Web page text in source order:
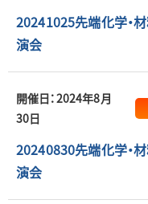
20241025先端化学・
演会
開催日：2024年8月
30日
20240830先端化学・
演会